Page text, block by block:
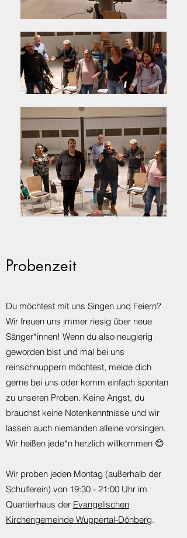
Probenzeit
Du möchtest mit uns Singen und Feiern?
Wir freuen uns immer riesig über neue
Sänger*innen! Wenn du also neugierig
geworden bist und mal bei uns
reinschnuppern möchtest, melde dich
gerne bei uns oder komm einfach spontan
zu unseren Proben. Keine Angst, du
brauchst keine Notenkenntnisse und wir
lassen auch niemanden alleine vorsingen.
Wir heißen jede*n herzlich willkommen 😊
Wir proben jeden Montag (außerhalb der
Schulferein) von 19:30 - 21:00 Uhr im
Quartierhaus der Evangelischen
Kirchengemeinde Wuppertal-Dönberg.